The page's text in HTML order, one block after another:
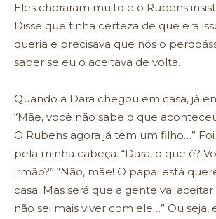
Eles choraram muito e o Rubens
Disse que tinha certeza de que era
queria e precisava que nós o
saber se eu o aceitava de volta.
Quando a Dara chegou em casa, já
“Mãe, você não sabe o que
O Rubens agora já tem um filho…”
pela minha cabeça. “Dara, o que é?
irmão?” “Não, mãe! O papai está
casa. Mas será que a gente vai
não sei mais viver com ele…” Ou seja,